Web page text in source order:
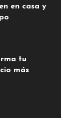
en casa y
tu
más